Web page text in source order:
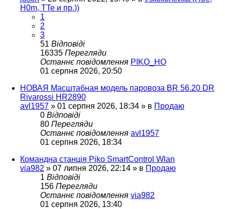
H0m, TTe и пр.))
1
2
3
51 Відповіді
16335 Перегляди
Останнє повідомлення PIKO_HO
01 серпня 2026, 20:50
НОВАЯ Масштабная модель паровоза BR 56.20 DR
Rivarossi HR2890
avl1957 » 01 серпня 2026, 18:34 » в Продаю
0 Відповіді
80 Перегляди
Останнє повідомлення avl1957
01 серпня 2026, 18:34
Командна станція Piko SmartControl Wlan
via982 » 07 липня 2026, 22:14 » в Продаю
1 Відповіді
156 Перегляди
Останнє повідомлення via982
01 серпня 2026, 13:40